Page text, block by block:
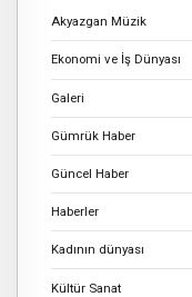
Akyazgan Müzik
Ekonomi ve İş Dünyası
Galeri
Gümrük Haber
Güncel Haber
Haberler
Kadının dünyası
Kültür Sanat